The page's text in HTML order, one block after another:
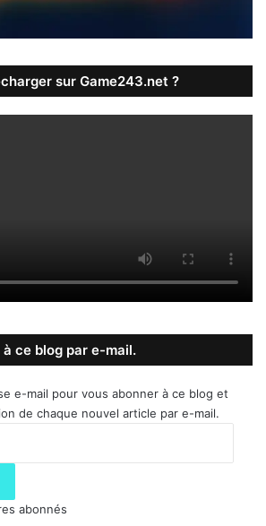
sur Game243.net ?
ce blog par e-mail.
e-mail pour vous abonner à ce blog et
de chaque nouvel article par e-mail.
abonnés